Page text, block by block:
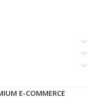
E-COMMERCE